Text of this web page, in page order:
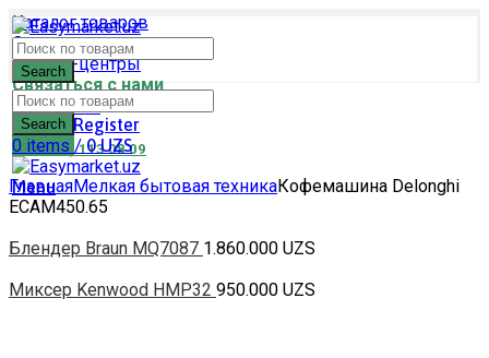
Каталог товаров
Оплата и доставка
Сервис-центры
Связаться с нами
(+99878) 113 08 09
Search
Login / Register
0 items / 0UZS
Menu
Search
ГлавнаяМелкая бытовая техникаКофемашина Delonghi
ECAM450.65
Блендер Braun MQ7087 1.860.000 UZS
Миксер Kenwood HMP32 950.000 UZS